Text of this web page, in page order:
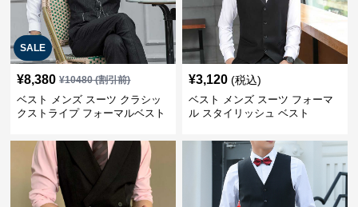
SALE
¥8,380 ¥10480(割引前)
ベスト メンズ スーツ クラシッ
クストライプ フォーマルベスト
¥3,120 (税込)
ベスト メンズ スーツ フォーマ
ル スタイリッシュ ベスト